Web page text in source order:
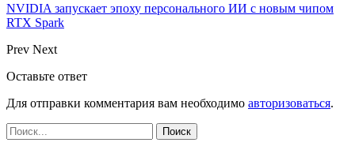
NVIDIA запускает эпоху персонального ИИ с новым чипом
RTX Spark
Prev Next
Оставьте ответ
Для отправки комментария вам необходимо авторизоваться.